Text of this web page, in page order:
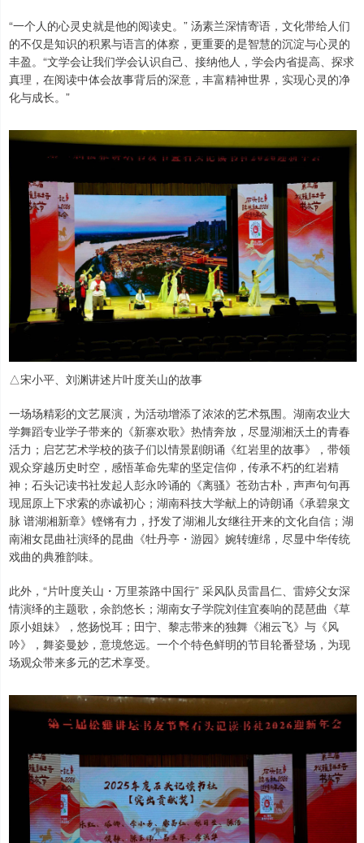
“一个人的心灵史就是他的阅读史。” 汤素兰深情寄语，文化带给人们
的不仅是知识的积累与语言的体察，更重要的是智慧的沉淀与心灵的
丰盈。“文学会让我们学会认识自己、接纳他人，学会内省提高、探求
真理，在阅读中体会故事背后的深意，丰富精神世界，实现心灵的净
化与成长。”
△宋小平、刘渊讲述片叶度关山的故事
一场场精彩的文艺展演，为活动增添了浓浓的艺术氛围。湖南农业大
学舞蹈专业学子带来的《新寨欢歌》热情奔放，尽显湖湘沃土的青春
活力；启艺艺术学校的孩子们以情景剧朗诵《红岩里的故事》，带领
观众穿越历史时空，感悟革命先辈的坚定信仰，传承不朽的红岩精
神；石头记读书社发起人彭永吟诵的《离骚》苍劲古朴，声声句句再
现屈原上下求索的赤诚初心；湖南科技大学献上的诗朗诵《承碧泉文
脉 谱湖湘新章》铿锵有力，抒发了湖湘儿女继往开来的文化自信；湖
南湘女昆曲社演绎的昆曲《牡丹亭・游园》婉转缠绵，尽显中华传统
戏曲的典雅韵味。
此外，“片叶度关山・万里茶路中国行” 采风队员雷昌仁、雷婷父女深
情演绎的主题歌，余韵悠长；湖南女子学院刘佳宜奏响的琵琶曲《草
原小姐妹》，悠扬悦耳；田宁、黎志带来的独舞《湘云飞》与《风
吟》，舞姿曼妙，意境悠远。一个个特色鲜明的节目轮番登场，为现
场观众带来多元的艺术享受。